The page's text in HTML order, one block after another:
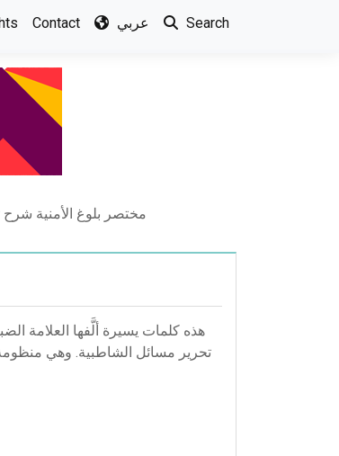
Contact عربي Search
مختصر بلوغ الأمنية
هذه كلمات يسيرة ألَّفها العلامة
تحرير مسائل الشاطبية. وهي منظومة